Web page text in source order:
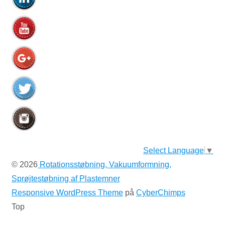
Select Language ▼
© 2026 Rotationsstøbning, Vakuumformning,
Sprøjtestøbning af Plastemner
Responsive WordPress Theme på CyberChimps
Top